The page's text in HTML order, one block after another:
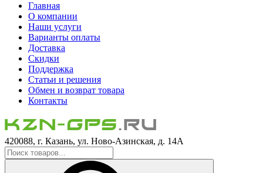
Главная
О компании
Наши услуги
Варианты оплаты
Доставка
Скидки
Поддержка
Статьи и решения
Обмен и возврат товара
Контакты
420088, г. Казань, ул. Ново-Азинская, д. 14А